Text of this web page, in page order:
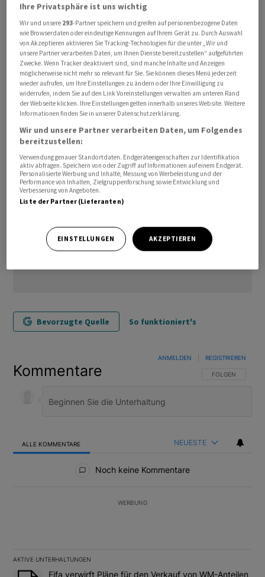
Spread (Govt.):  +86 BP
YTM:             1,095 Prozent
ISIN:            CH1580409147
Rating:          A3/A/A- (Moody's/S&P/Fitch)
cf/
(AWP)
Bevorzugte Quelle So funktioniert's
Kommentare FOLGE DIESER
FOLGEN
ANMELDEN REGISTRIEREN
ALLE KOMMENTARE NEUESTE
Noch keine Kommentare
WERBUNG
AKTIVE UNTERHALTUNGEN
Das Folgende ist eine Liste der am meisten kommentierten
Ein Trendartikel mit dem Titel "Fifa verwirft Pläne für den
Fifa verwirft Pläne für den Verkauf von WM-Anteilen
Ihre Privatsphäre ist uns wichtig
Wir und unsere 293-Partner speichern und greifen auf personenbezogene Daten
wie Browserdaten oder eindeutige Kennungen auf Ihrem Gerät zu. Durch Auswahl
von Akzeptieren aktivieren Sie Tracking-Technologien für die unter „Wir und
unsere Partner verarbeiten Daten, um Ihnen Dienste bereitzustellen“ aufgeführten
Zwecke. Wenn Tracker deaktiviert sind, sind manche Inhalte und Anzeigen
möglicherweise nicht mehr so relevant für Sie. Sie können dieses Menü jederzeit
wieder aufrufen, um Ihre Einstellungen zu ändern oder Ihre Einwilligung zu
widerrufen, indem Sie auf den Link Voreinstellungen verwalten am unteren Rand
der Webseite klicken. Ihre Einstellungen gelten innerhalb unseres Website. Weitere
Informationen finden Sie in unserer Datenschutzerklärung.
Wir und unsere Partner verarbeiten Daten, um Folgendes
bereitzustellen:
Verwendung genauer Standortdaten. Endgeräteeigenschaften zur Identifikation
aktiv abfragen. Speichern von oder Zugriff auf Informationen auf einem Endgerät.
Personalisierte Werbung und Inhalte, Messung von Werbeleistung und der
Performance von Inhalten, Zielgruppenforschung sowie Entwicklung und
Verbesserung von Angeboten.
Liste der Partner (Lieferanten)
EINSTELLUNGEN AKZEPTIEREN